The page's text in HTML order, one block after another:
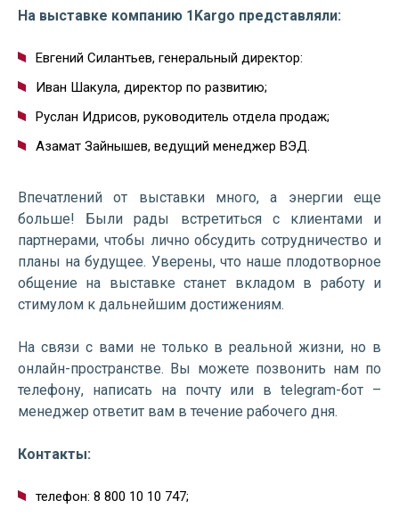
На выставке компанию 1Kargo представляли:
Евгений Силантьев, генеральный директор:
Иван Шакула, директор по развитию;
Руслан Идрисов, руководитель отдела продаж;
Азамат Зайнышев, ведущий менеджер ВЭД.
Впечатлений от выставки много, а энергии еще
больше! Были рады встретиться с клиентами и
партнерами, чтобы лично обсудить сотрудничество и
планы на будущее. Уверены, что наше плодотворное
общение на выставке станет вкладом в работу и
стимулом к дальнейшим достижениям.
На связи с вами не только в реальной жизни, но в
онлайн-пространстве. Вы можете позвонить нам по
телефону, написать на почту или в telegram-бот –
менеджер ответит вам в течение рабочего дня.
Контакты:
телефон: 8 800 10 10 747;